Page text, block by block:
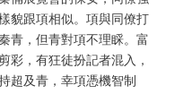
貌跟項相似。項與同僚打
青，但青對項不理睬。富
彩，有狂徒扮記者混入，
超及青，幸項憑機智制